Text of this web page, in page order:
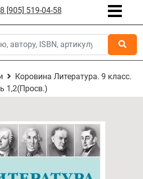
8 [905] 519-04-58
Коровина Литература. 9 класс.
1,2(Просв.)